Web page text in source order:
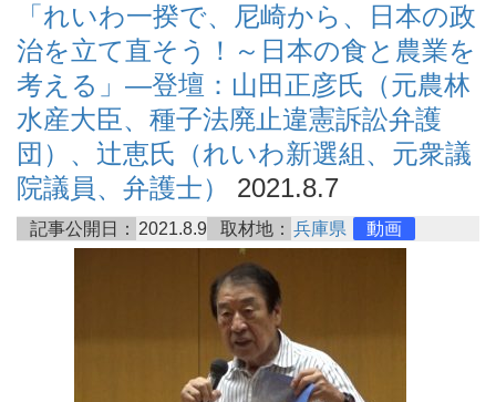
「れいわ一揆で、尼崎から、日本の政
治を立て直そう！～日本の食と農業を
考える」―登壇：山田正彦氏（元農林
水産大臣、種子法廃止違憲訴訟弁護
団）、辻恵氏（れいわ新選組、元衆議
院議員、弁護士）
2021.8.7
記事公開日： 2021.8.9 取材地： 兵庫県 動画